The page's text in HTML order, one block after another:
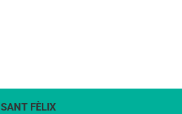
SANT FÈLIX